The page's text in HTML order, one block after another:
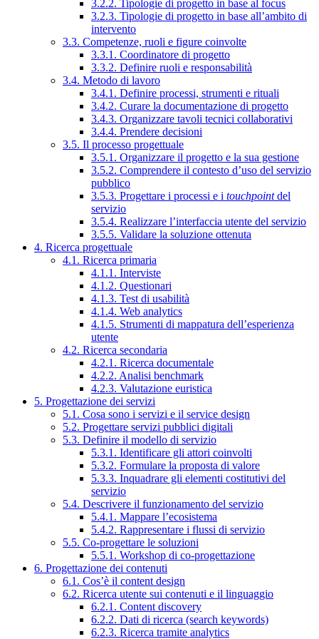
3.2.2. Tipologie di progetto in base al focus
3.2.3. Tipologie di progetto in base all’ambito di
intervento
3.3. Competenze, ruoli e figure coinvolte
3.3.1. Coordinatore di progetto
3.3.2. Definire ruoli e responsabilità
3.4. Metodo di lavoro
3.4.1. Definire processi, strumenti e rituali
3.4.2. Curare la documentazione di progetto
3.4.3. Organizzare tavoli tecnici collaborativi
3.4.4. Prendere decisioni
3.5. Il processo progettuale
3.5.1. Organizzare il progetto e la sua gestione
3.5.2. Comprendere il contesto d’uso del servizio
pubblico
3.5.3. Progettare i processi e i touchpointdel
servizio
3.5.4. Realizzare l’interfaccia utente del servizio
3.5.5. Validare la soluzione ottenuta
4. Ricerca progettuale
4.1. Ricerca primaria
4.1.1. Interviste
4.1.2. Questionari
4.1.3. Test di usabilità
4.1.4. Web analytics
4.1.5. Strumenti di mappatura dell’esperienza
utente
4.2. Ricerca secondaria
4.2.1. Ricerca documentale
4.2.2. Analisi benchmark
4.2.3. Valutazione euristica
5. Progettazione dei servizi
5.1. Cosa sono i servizi e il service design
5.2. Progettare servizi pubblici digitali
5.3. Definire il modello di servizio
5.3.1. Identificare gli attori coinvolti
5.3.2. Formulare la proposta di valore
5.3.3. Inquadrare gli elementi costitutivi del
servizio
5.4. Descrivere il funzionamento del servizio
5.4.1. Mappare l’ecosistema
5.4.2. Rappresentare i flussi di servizio
5.5. Co-progettare le soluzioni
5.5.1. Workshop di co-progettazione
6. Progettazione dei contenuti
6.1. Cos’è il content design
6.2. Ricerca utente sui contenuti e il linguaggio
6.2.1. Content discovery
6.2.2. Dati di ricerca (search keywords)
6.2.3. Ricerca tramite analytics